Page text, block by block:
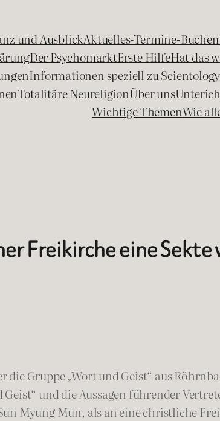
und AusblickAktuelles-Termine-
Der PsychomarktErste HilfeHat das
Informationen speziell zu Scientology
Totalitäre NeureligionÜber uns
Wichtige ThemenWie
Freikirche eine
Gruppe „Wort und Geist“ aus
und die Aussagen führender
Myung Mun, als an eine christliche